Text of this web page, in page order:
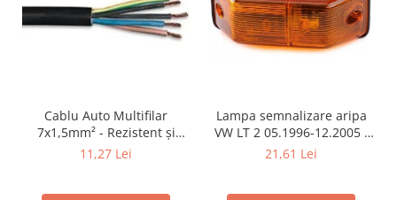
Cablu Auto Multifilar
7x1,5mm² - Rezistent și
Flexibil pentru Remorci 12V-
11,27 Lei
Lampa semnalizare aripa
VW LT 2 05.1996-12.2005 ;
Mercedes Sprinter 1995-
21,61 Lei